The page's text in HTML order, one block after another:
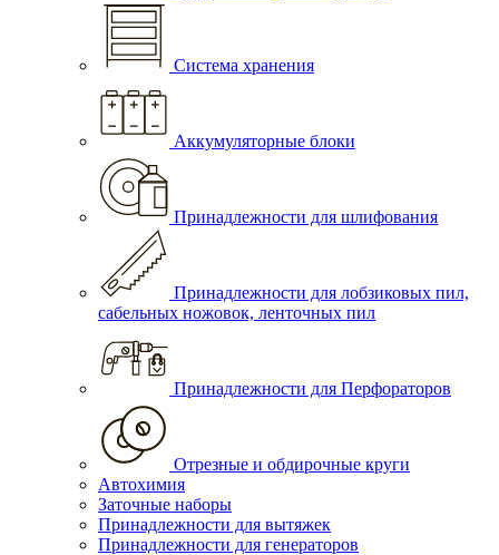
Система хранения
Аккумуляторные блоки
Принадлежности для шлифования
Принадлежности для лобзиковых пил,
сабельных ножовок, ленточных пил
Принадлежности для Перфораторов
Отрезные и обдирочные круги
Автохимия
Заточные наборы
Принадлежности для вытяжек
Принадлежности для генераторов